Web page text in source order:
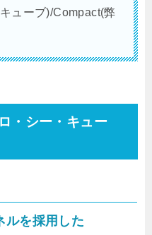
ューブ)/Compact(弊
・シー・キュー
ルを採用した